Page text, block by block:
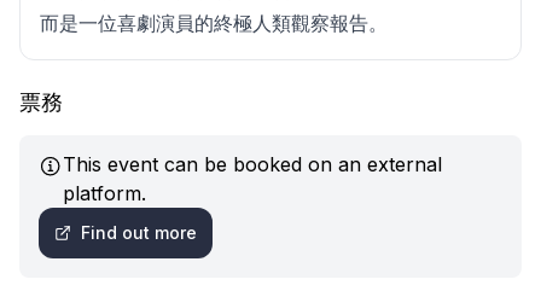
而是一位喜劇演員的終極人類觀察報告。
票務
This event can be booked on an external
platform.
Find out more